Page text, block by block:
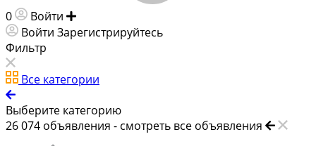
0 Войти
Войти Зарегистрируйтесь
Фильтр
Все категории
Выберите категорию
26 074 объявления - смотреть все объявления